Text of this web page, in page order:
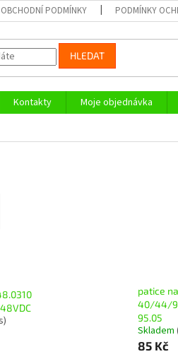
OBCHODNÍ PODMÍNKY PODMÍNKY
HLEDAT
Kontakty Moje objednávka
patice
40/44/
95.05
Skladem
85 Kč